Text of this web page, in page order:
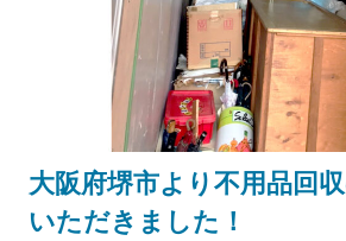
大阪府堺市より不用品回
いただきました！